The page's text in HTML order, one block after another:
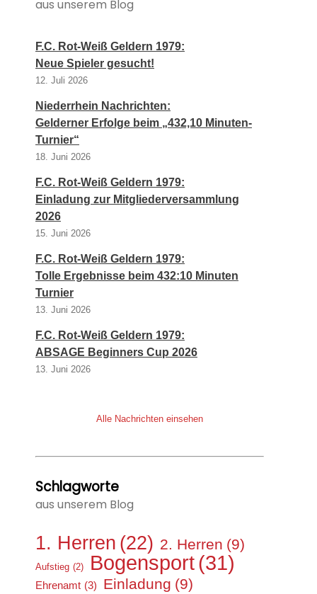
aus unserem Blog
F.C. Rot-Weiß Geldern 1979:
Neue Spieler gesucht!
12. Juli 2026
Niederrhein Nachrichten:
Gelderner Erfolge beim „432,10 Minuten-
Turnier“
18. Juni 2026
F.C. Rot-Weiß Geldern 1979:
Einladung zur Mitgliederversammlung
2026
15. Juni 2026
F.C. Rot-Weiß Geldern 1979:
Tolle Ergebnisse beim 432:10 Minuten
Turnier
13. Juni 2026
F.C. Rot-Weiß Geldern 1979:
ABSAGE Beginners Cup 2026
13. Juni 2026
Alle Nachrichten einsehen
Schlagworte
aus unserem Blog
1. Herren (22) 2. Herren (9)
Aufstieg (2) Bogensport(31)
Ehrenamt (3) Einladung (9)